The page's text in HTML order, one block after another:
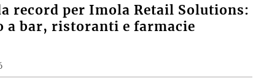
a bar, ristoranti e farmacie